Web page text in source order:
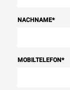
NACHNAME*
MOBILTELEFON*